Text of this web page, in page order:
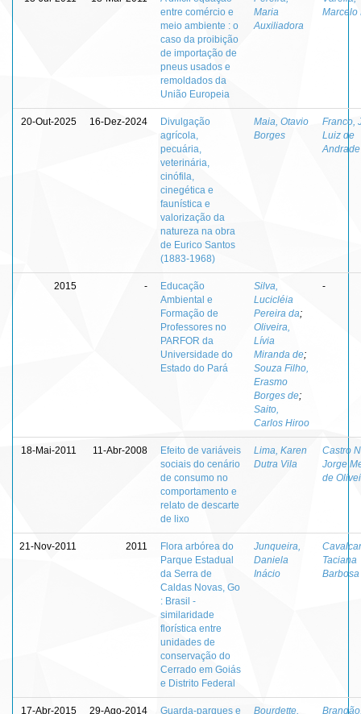
entre comércio e
meio ambiente : o
caso da proibição
de importação de
pneus usados e
remoldados da
União Europeia
Maria
Auxiliadora
Marcelo
20-Out-2025 16-Dez-2024
Divulgação
agrícola,
pecuária,
veterinária,
cinófila,
cinegética e
faunística e
valorização da
natureza na obra
de Eurico Santos
(1883-1968)
Maia, Otavio
Borges
Franco,
Luiz de
Andrade
2015 -
Educação
Ambiental e
Formação de
Professores no
PARFOR da
Universidade do
Estado do Pará
Silva,
Lucicléia
Pereira da;
Oliveira,
Lívia
Miranda de;
Souza Filho,
Erasmo
Borges de;
Saito,
Carlos Hiroo
-
18-Mai-2011 11-Abr-2008
Efeito de variáveis
sociais do cenário
de consumo no
comportamento e
relato de descarte
de lixo
Lima, Karen
Dutra Vila
Castro
Jorge
de
21-Nov-2011 2011
Flora arbórea do
Parque Estadual
da Serra de
Caldas Novas, Go
: Brasil -
similaridade
florística entre
unidades de
conservação do
Cerrado em Goiás
e Distrito Federal
Junqueira,
Daniela
Inácio
Taciana
Barbosa
17-Abr-2015 29-Ago-2014
Guarda-parques e
Bourdette,